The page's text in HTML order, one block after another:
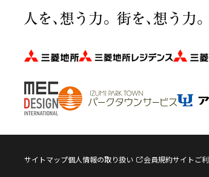
サイトマップ個人情報の取り扱い 会員規約サイトご